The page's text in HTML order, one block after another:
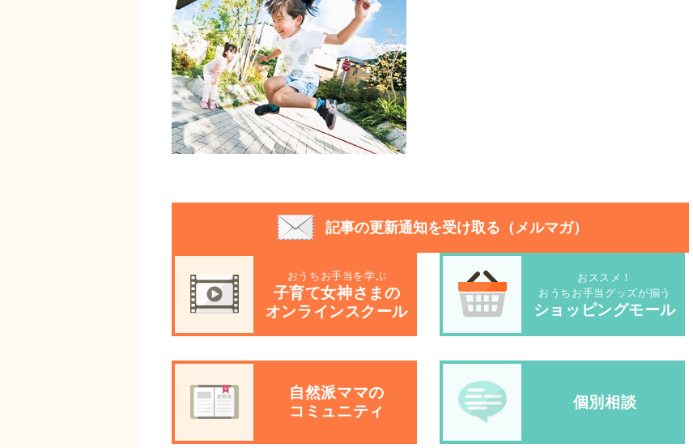
記事の更新通知を受け取る（メルマガ）
おススメ！
おうちお手当グッズが揃う
ショッピングモール
おうちお手当を学ぶ
子育て女神さまの
オンラインスクール
個別相談
自然派ママの
コミュニティ